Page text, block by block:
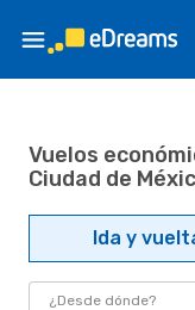
Vuelos
Ciudad de
Ida y
¿Desde dónde?